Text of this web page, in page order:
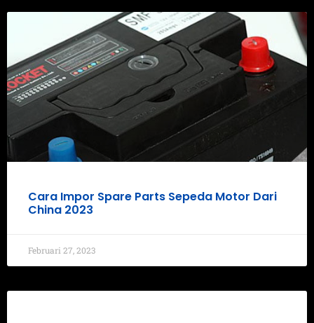
Cara Impor Spare Parts Sepeda Motor Dari
China 2023
Februari 27, 2023